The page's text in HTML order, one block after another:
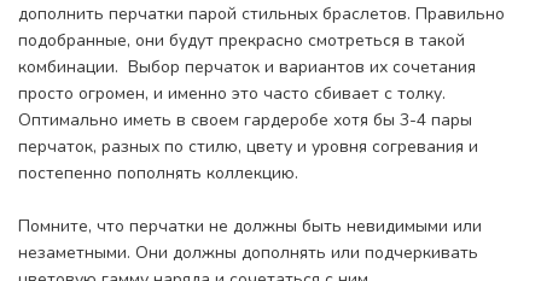
дополнить перчатки парой стильных браслетов. Правильно
подобранные, они будут прекрасно смотреться в такой
комбинации. Выбор перчаток и вариантов их сочетания
просто огромен, и именно это часто сбивает с толку.
Оптимально иметь в своем гардеробе хотя бы 3-4 пары
перчаток, разных по стилю, цвету и уровня согревания и
постепенно пополнять коллекцию.
Помните, что перчатки не должны быть невидимыми или
незаметными. Они должны дополнять или подчеркивать